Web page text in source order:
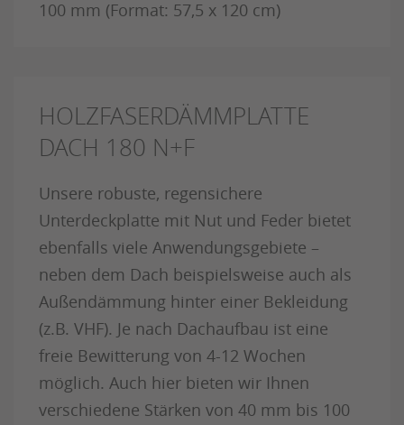
100 mm (Format: 57,5 x 120 cm)
HOLZFASERDÄMMPLATTE
DACH 180 N+F
Unsere robuste, regensichere
Unterdeckplatte mit Nut und Feder bietet
ebenfalls viele Anwendungsgebiete –
neben dem Dach beispielsweise auch als
Außendämmung hinter einer Bekleidung
(z.B. VHF). Je nach Dachaufbau ist eine
freie Bewitterung von 4-12 Wochen
möglich. Auch hier bieten wir Ihnen
verschiedene Stärken von 40 mm bis 100